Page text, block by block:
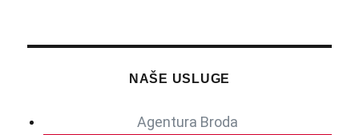
NAŠE USLUGE
Agentura Broda